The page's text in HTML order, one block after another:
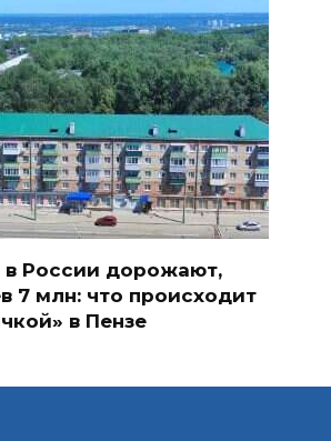
в России дорожают,
7 млн: что происходит
в Пензе